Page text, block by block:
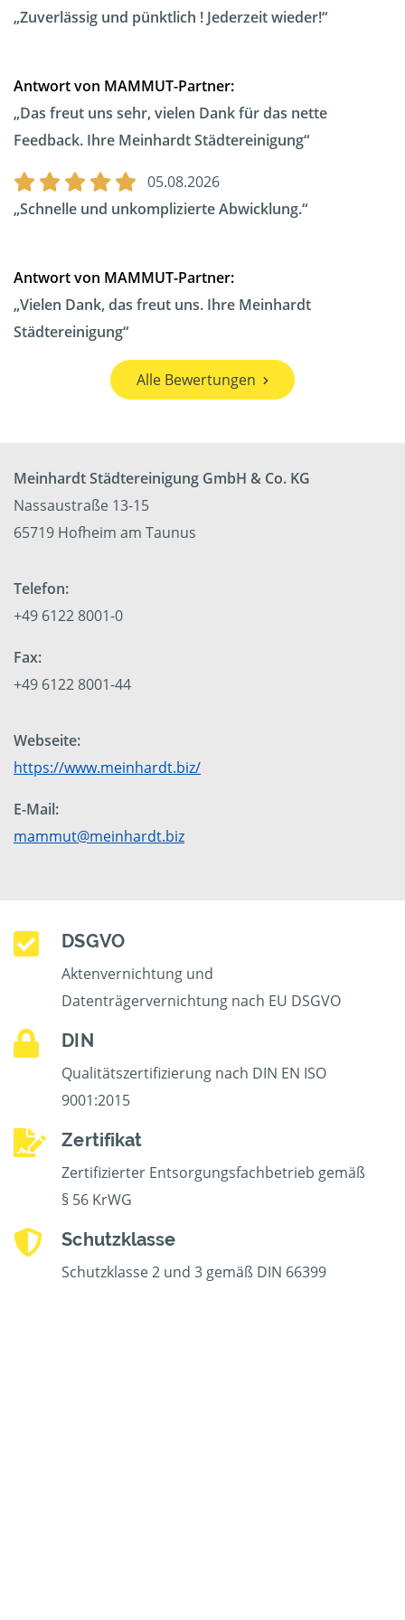
Zuverlässig und pünktlich ! Jederzeit wieder!
Antwort von MAMMUT-Partner:
Das freut uns sehr, vielen Dank für das nette
Feedback. Ihre Meinhardt Städtereinigung
05.08.2026
Schnelle und unkomplizierte Abwicklung.
Antwort von MAMMUT-Partner:
Vielen Dank, das freut uns. Ihre Meinhardt
Städtereinigung
Alle Bewertungen
Meinhardt Städtereinigung GmbH & Co. KG
Nassaustraße 13-15
65719 Hofheim am Taunus
Telefon:
+49 6122 8001-0
Fax:
+49 6122 8001-44
Webseite:
https://www.meinhardt.biz/
E-Mail:
mammut@meinhardt.biz
DSGVO
Aktenvernichtung und
Datenträgervernichtung nach EU DSGVO
DIN
Qualitätszertifizierung nach DIN EN ISO
9001:2015
Zertifikat
Zertifizierter Entsorgungsfachbetrieb gemäß
§ 56 KrWG
Schutzklasse
Schutzklasse 2 und 3 gemäß DIN 66399